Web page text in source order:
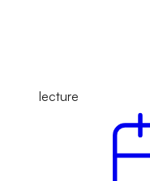
lecture